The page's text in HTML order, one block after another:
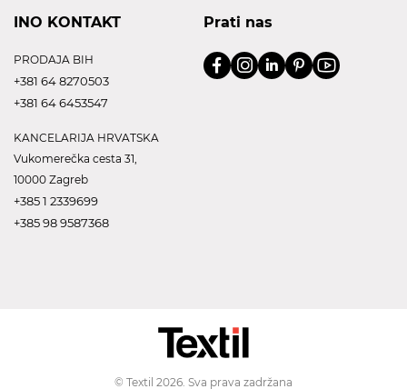
INO KONTAKT
PRODAJA BIH
+381 64 8270503
+381 64 6453547
KANCELARIJA HRVATSKA
Vukomerečka cesta 31,
10000 Zagreb
+385 1 2339699
+385 98 9587368
Prati nas
© Textil 2026. Sva prava zadržana